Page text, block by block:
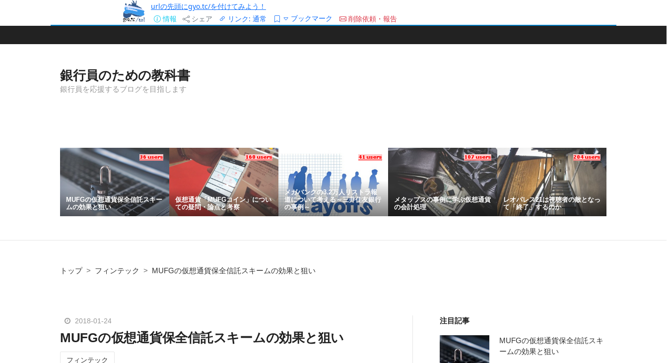
urlの先頭にgyo.tc/を付けてみよう！
情報
シェア リンク: 通常 ブックマーク 削除依頼・報告